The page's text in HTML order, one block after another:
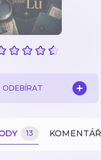
ODEBÍRAT
13